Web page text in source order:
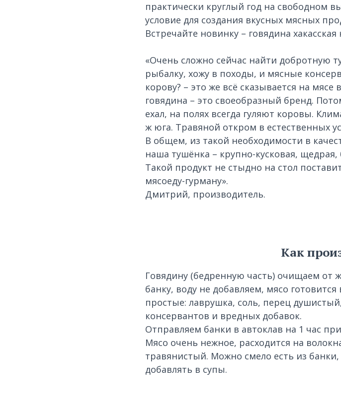
практически круглый год на свободном
условие для создания вкусных мясных
Встречайте новинку – говядина хакасская
«Очень сложно сейчас найти добротную
рыбалку, хожу в походы, и мясные
корову? – это же всё сказывается на
говядина – это своеобразный бренд.
ехал, на полях всегда гуляют коровы.
ж юга. Травяной откром в естественных
В общем, из такой необходимости в
наша тушёнка – крупно-кусковая,
Такой продукт не стыдно на стол
мясоеду-гурману».
Дмитрий, производитель.
Как
Говядину (бедренную часть) очищаем от
банку, воду не добавляем, мясо
простые: лаврушка, соль, перец
консервантов и вредных добавок.
Отправляем банки в автоклав на 1 час при
Мясо очень нежное, расходится на
травянистый. Можно смело есть из
добавлять в супы.